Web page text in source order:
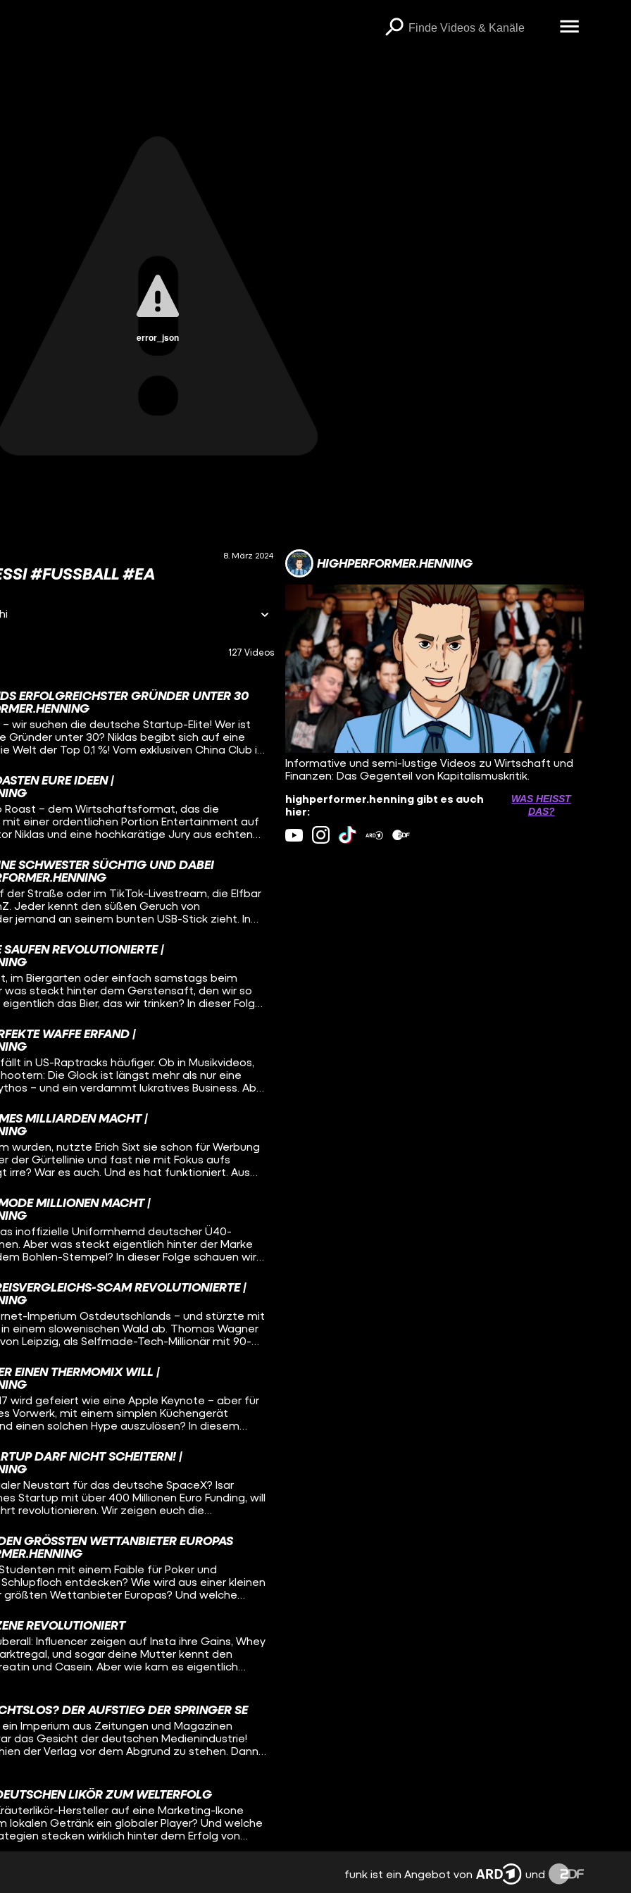
error_json
HIGHPERFORMER.HENNING
Informative und semi-lustige Videos zu Wirtschaft und
Finanzen: Das Gegenteil von Kapitalismuskritik.
highperformer.henning gibt es auch
hier:
WAS HEISST D
AS?
8. März 2024
#FUSSBALL #EA
127 Videos
ERFOLGREICHSTER GRÜNDER UNTER 30
wir suchen die deutsche Startup-Elite! Wer ist
Gründer unter 30? Niklas begibt sich auf eine
Welt der Top 0,1 %! Vom exklusiven China Club in
Helsing – wir decken auf, wie viel Macht und
bewegen. Wir treffen Business-Schwergewichte
Wolf, die Klartext über Millionen-Exits, Privatjets
reden. Erlebt hautnah, wie man vor dem 30.
baut, warum Bescheidenheit in Deutschland oft
psychologisch braucht, um ganz oben
Unternehmertums. Anschnallen, es wird wild!
EURE IDEEN |
Roast – dem Wirtschaftsformat, das die
einer ordentlichen Portion Entertainment auf
Niklas und eine hochkarätige Jury aus echten
junge Konzepte unter die Lupe. Der Ablauf
Schnellfragerunde auf der Punkteskala
im Whiteboard-Pitch unter Zeitdruck
Blatt vor den Mund, sondern ehrliches, witziges
unnötige Trockenheit. Bevor am Ende die
den Tagessieger verliehen wird, haben die
wertvolle Insights und jede
perfekt für alle, die Bock auf Gründung und
SCHWESTER SÜCHTIG UND DABEI
der Straße oder im TikTok-Livestream, die Elfbar
Jeder kennt den süßen Geruch von
jemand an seinem bunten USB-Stick zieht. In
Big Tobacco ins Schwitzen bringt? Und wie
pro Woche verkauft werden, obwohl es gar
Um das zu klären, schauen wir uns das
an, finden den selbsternannten Godfather of
Vapes eine ganze Generation zurück zum
warum Elfbars nicht nur der Lunge, sondern
REVOLUTIONIERTE |
im Biergarten oder einfach samstags beim
was steckt hinter dem Gerstensaft, den wir so
das Bier, das wir trinken? In dieser Folge
hat – und warum seine Idee heute ein Konzern
vierte Bier weltweit verkauft. AB InBev –
aber ein Milliarden-Imperium.
WAFFE ERFAND |
in US-Raptracks häufiger. Ob in Musikvideos,
Die Glock ist längst mehr als nur eine
– und ein verdammt lukratives Business. Aber
wurde, der vorher... Gardinenstangen
Dazu: jede Menge Popkultur-Referenzen (Rap,
True Crime – und eine Menge WTF-Momente.
MILLIARDEN MACHT |
wurden, nutzte Erich Sixt sie schon für Werbung
der Gürtellinie und fast nie mit Fokus aufs
irre? War es auch. Und es hat funktioniert. Aus
mit über 350.000 Fahrzeugen – dank smarter
und legendärer Marketing-
Matt.
MILLIONEN MACHT |
inoffizielle Uniformhemd deutscher Ü40-
Aber was steckt eigentlich hinter der Marke
Bohlen-Stempel? In dieser Folge schauen wir
aber tief im deutschen Osten gewachsen
Zeit am richtigen Ort waren – und mit
Fanboytum und viel unternehmerischem Risiko
haben. Warum heißt das Unternehmen
hassen) Menschen Camp David so sehr? Und
SCAM REVOLUTIONIERTE |
Imperium Ostdeutschlands – und stürzte mit
einem slowenischen Wald ab. Thomas Wagner
Leipzig, als Selfmade-Tech-Millionär mit 90-
den spektakulärsten „Rip Deal“ der deutschen
wirklich in den letzten 72 Stunden seines
euch in dieser Doku.
EINEN THERMOMIX WILL |
wird gefeiert wie eine Apple Keynote – aber für
Vorwerk, mit einem simplen Küchengerät
einen solchen Hype auszulösen? In diesem
deutschen Küchen wurde. Von der kuriosen
bis hin zum innovativen Geschäftsmodell und
– das steckt wirklich hinter dem
DARF NICHT SCHEITERN! |
Neustart für das deutsche SpaceX? Isar
Startup mit über 400 Millionen Euro Funding, will
revolutionieren. Wir zeigen euch die
Geschäftsmodell bis zum ersten,
Kann Isar Aerospace die hohen
"German Engineering" im All neu definieren?
GRÖSSTEN WETTANBIETER EUROPAS B
mit einem Faible für Poker und
entdecken? Wie wird aus einer kleinen
größten Wettanbieter Europas? Und welche
Ein Unternehmen, das Fußballstadien prägt,
und dabei immer wieder am Rand der Legalität
getroffen, mit Experten gesprochen und
Anfänge von Tipico bekommen.
REVOLUTIONIERT
Influencer zeigen auf Insta ihre Gains, Whey
und sogar deine Mutter kennt den
und Casein. Aber wie kam es eigentlich
Gym mit Industriehallen-Charme begann,
Infrastruktur mit über 900 Standorten weltweit.
DER AUFSTIEG DER SPRINGER SE
Imperium aus Zeitungen und Magazinen
das Gesicht der deutschen Medienindustrie!
der Verlag vor dem Abgrund zu stehen. Dann
mit Mathias Döpfner formte sie das
sondern baute es zu einem der
Medienkonzerne der Welt aus.
LIKÖR ZUM WELTERFOLG
Hersteller auf eine Marketing-Ikone
lokalen Getränk ein globaler Player? Und welche
stecken wirklich hinter dem Erfolg von
funk ist ein Angebot von und